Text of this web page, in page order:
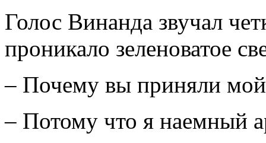
Голос Винанда звучал
проникало зеленоватое
– Почему вы приняли мой
– Потому что я наемный